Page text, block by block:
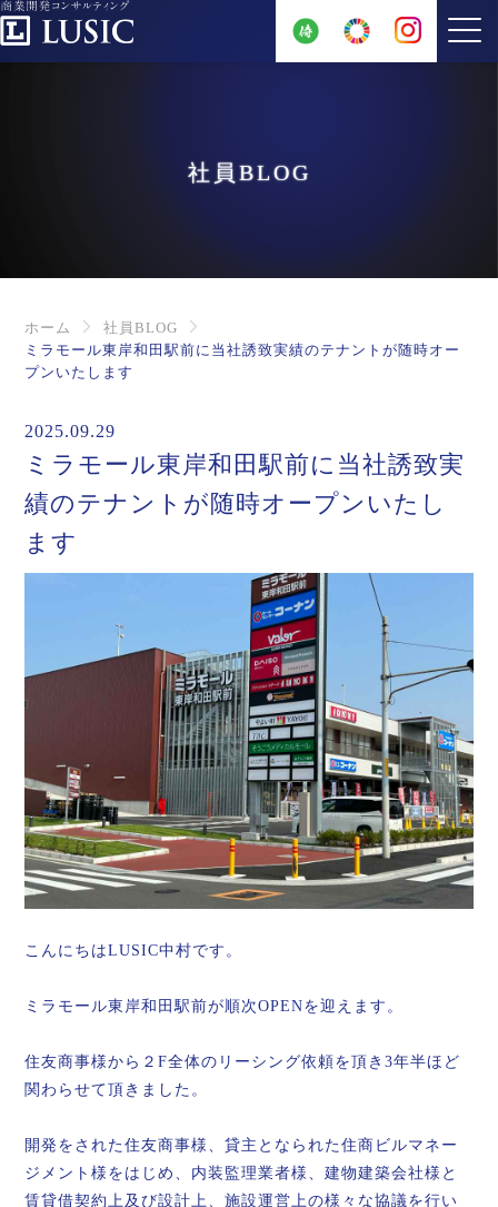
社員BLOG
ホーム
社員BLOG
ミラモール東岸和田駅前に当社誘致実績のテナントが随時オー
プンいたします
2025.09.29
ミラモール東岸和田駅前に当社誘致実
績のテナントが随時オープンいたし
ます
こんにちはLUSIC中村です。
ミラモール東岸和田駅前が順次OPENを迎えます。
住友商事様から２F全体のリーシング依頼を頂き3年半ほど
関わらせて頂きました。
開発をされた住友商事様、貸主となられた住商ビルマネー
ジメント様をはじめ、内装監理業者様、建物建築会社様と
賃貸借契約上及び設計上、施設運営上の様々な協議を行い